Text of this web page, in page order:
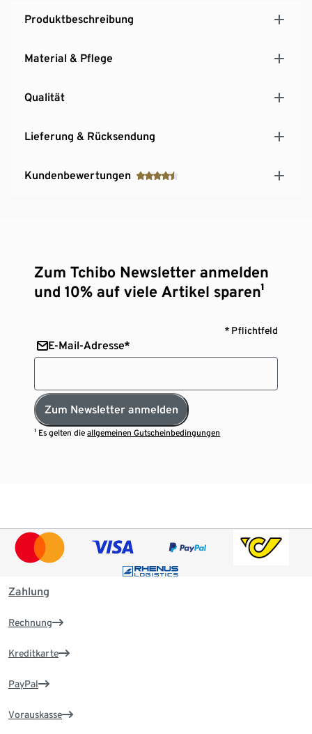
Produktbeschreibung
Material & Pflege
Qualität
Lieferung & Rücksendung
Kundenbewertungen
Zum Tchibo Newsletter anmelden
und 10% auf viele Artikel sparen¹
* Pflichtfeld
E-Mail-Adresse*
Zum Newsletter anmelden
¹ Es gelten dieallgemeinen Gutscheinbedingungen
Zahlung
Rechnung
Kreditkarte
PayPal
Vorauskasse